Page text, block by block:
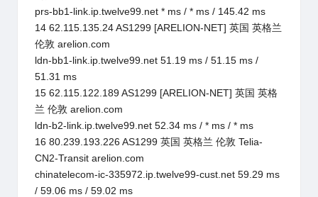
prs-bb1-link.ip.twelve99.net * ms / * ms / 145.42 ms
14 62.115.135.24 AS1299 [ARELION-NET] 英国 英格兰
伦敦 arelion.com
ldn-bb1-link.ip.twelve99.net 51.19 ms / 51.15 ms /
51.31 ms
15 62.115.122.189 AS1299 [ARELION-NET] 英国 英格
兰 伦敦 arelion.com
ldn-b2-link.ip.twelve99.net 52.34 ms / * ms / * ms
16 80.239.193.226 AS1299 英国 英格兰 伦敦 Telia-
CN2-Transit arelion.com
chinatelecom-ic-335972.ip.twelve99-cust.net 59.29 ms
/ 59.06 ms / 59.02 ms